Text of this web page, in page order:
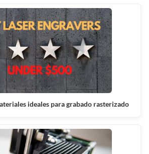
ideales para grabado rasterizado